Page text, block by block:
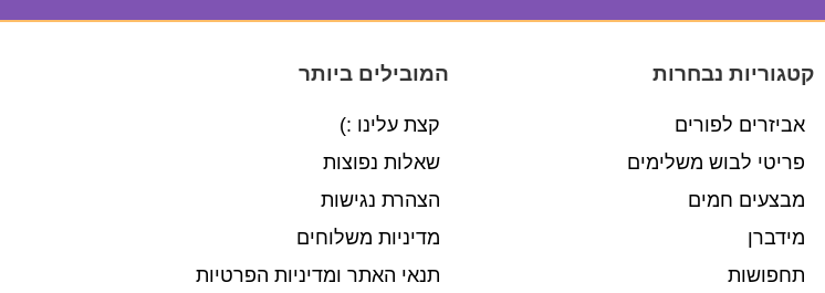
קטגוריות נבחרות
אביזרים לפורים
פריטי לבוש משלימים
מבצעים חמים
מידברן
תחפושות
המובילים ביותר
קצת עלינו :)
שאלות נפוצות
הצהרת נגישות
מדיניות משלוחים
תנאי האתר ומדיניות הפרטיות